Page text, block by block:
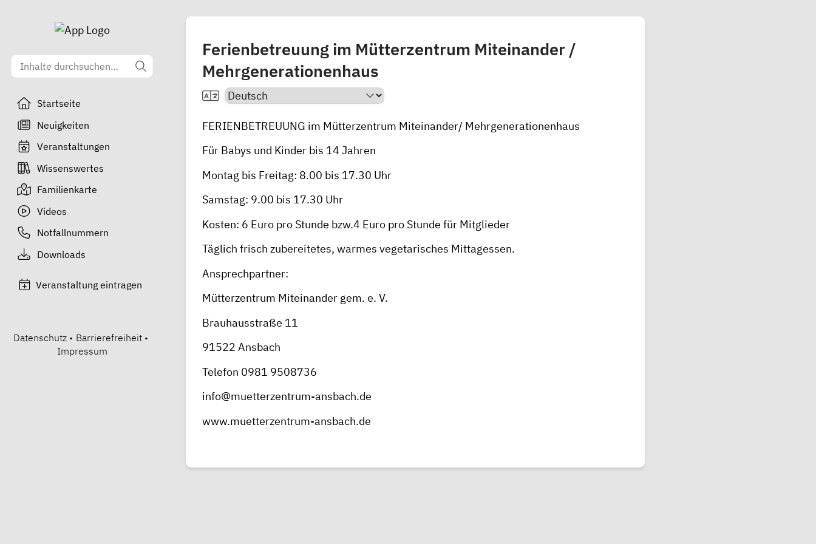
Startseite
Neuigkeiten
Veranstaltungen
Wissenswertes
Familienkarte
Videos
Notfallnummern
Downloads
Veranstaltung eintragen
Datenschutz • Barrierefreiheit •
Impressum
Ferienbetreuung im Mütterzentrum Miteinander /
Mehrgenerationenhaus
FERIENBETREUUNG im Mütterzentrum Miteinander/ Mehrgenerationenhaus
Für Babys und Kinder bis 14 Jahren
Montag bis Freitag: 8.00 bis 17.30 Uhr
Samstag: 9.00 bis 17.30 Uhr
Kosten: 6 Euro pro Stunde bzw.4 Euro pro Stunde für Mitglieder
Täglich frisch zubereitetes, warmes vegetarisches Mittagessen.
Ansprechpartner:
Mütterzentrum Miteinander gem. e. V.
Brauhausstraße 11
91522 Ansbach
Telefon 0981 9508736
info@muetterzentrum-ansbach.de
www.muetterzentrum-ansbach.de